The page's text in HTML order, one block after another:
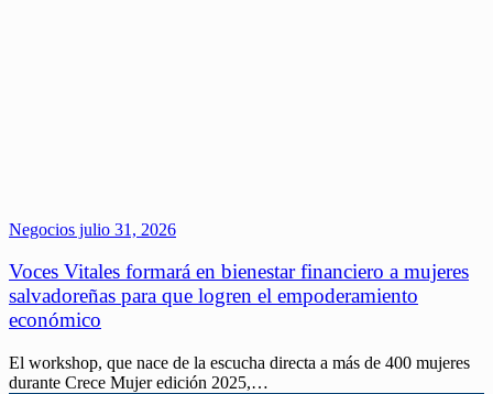
Negocios julio 31, 2026
Voces Vitales formará en bienestar financiero a mujeres
salvadoreñas para que logren el empoderamiento
económico
El workshop, que nace de la escucha directa a más de 400 mujeres
durante Crece Mujer edición 2025,…